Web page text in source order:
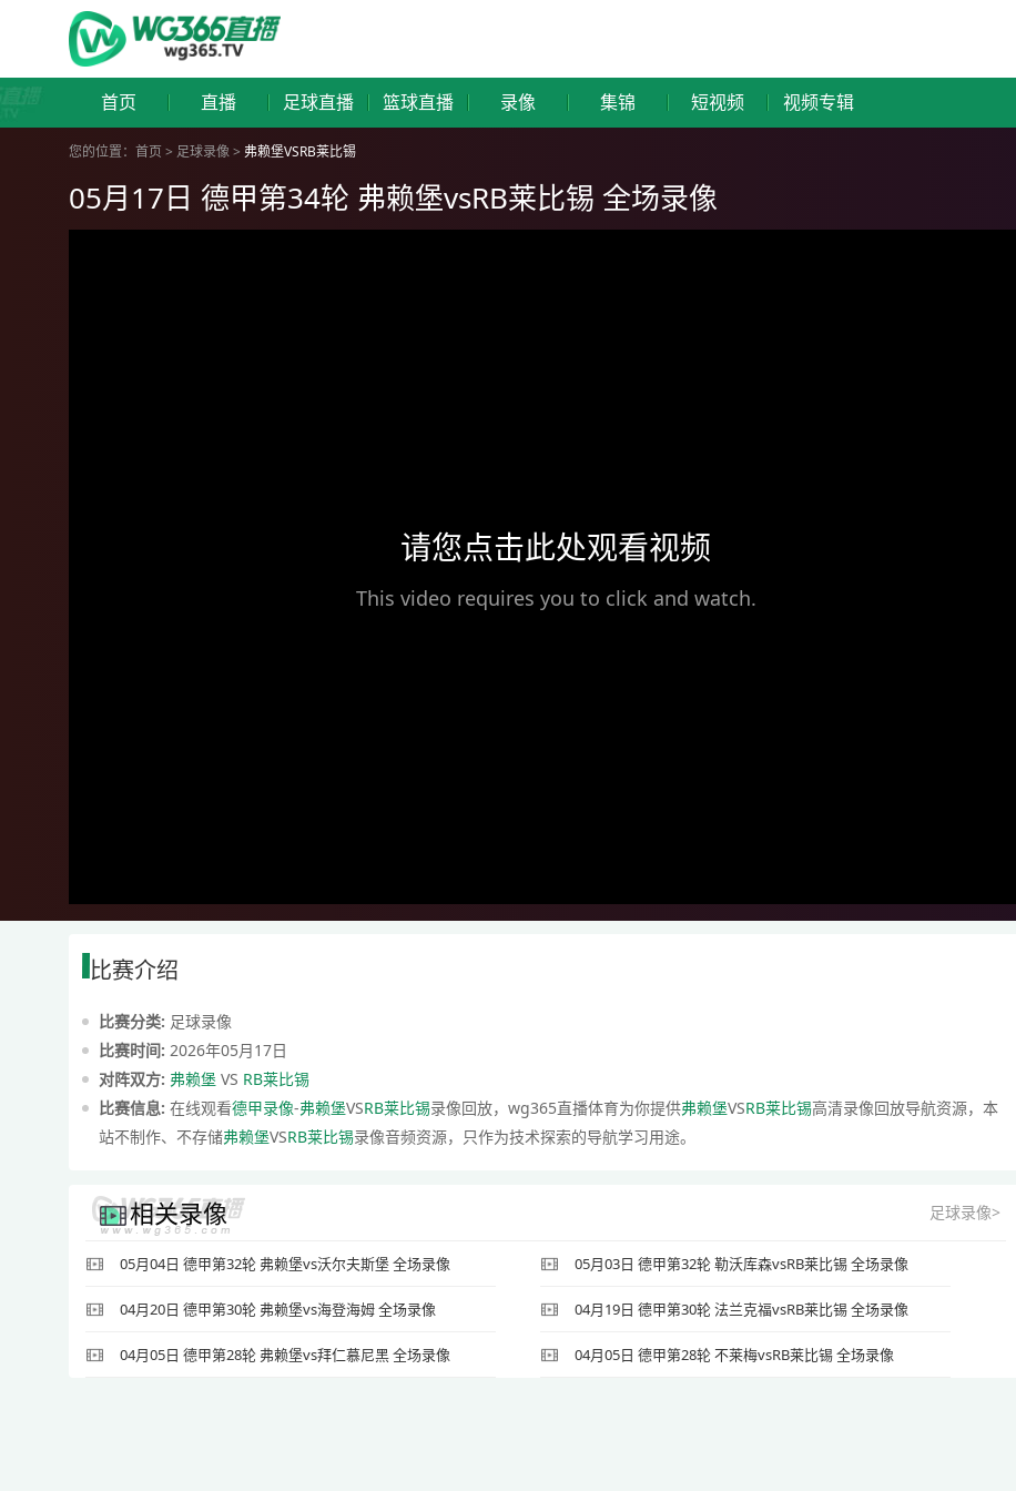
首页 直播 足球直播 篮球直播 录像 集锦 短视频 视频专辑
您的位置： 首页 > 足球录像> 弗赖堡VSRB莱比锡
05月17日 德甲第34轮 弗赖堡vsRB莱比锡 全场录像
请您点击此处观看视频
This video requires you to click and watch.
比赛介绍
比赛分类: 足球录像
比赛时间: 2026年05月17日
对阵双方: 弗赖堡 VS RB莱比锡
比赛信息: 在线观看德甲录像-弗赖堡VSRB莱比锡录像回放，wg365直播体育为你提供弗赖堡VSRB莱比锡高清录像回放导航资源，本
站不制作、不存储弗赖堡VSRB莱比锡录像音频资源，只作为技术探索的导航学习用途。
相关录像 足球录像>
05月04日 德甲第32轮 弗赖堡vs沃尔夫斯堡 全场录像 05月03日 德甲第32轮 勒沃库森vsRB莱比锡 全场录像
04月20日 德甲第30轮 弗赖堡vs海登海姆 全场录像 04月19日 德甲第30轮 法兰克福vsRB莱比锡 全场录像
04月05日 德甲第28轮 弗赖堡vs拜仁慕尼黑 全场录像 04月05日 德甲第28轮 不莱梅vsRB莱比锡 全场录像